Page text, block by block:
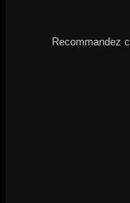
Recommandez